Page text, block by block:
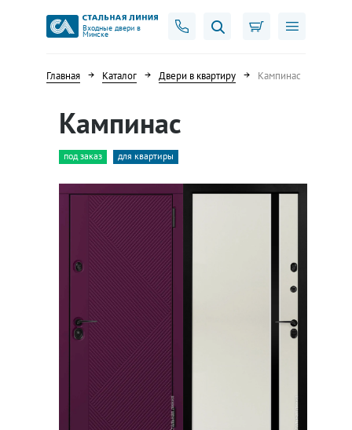
Входные двери в
Минске
Главная Каталог Двери в квартиру Кампинас
Кампинас
под заказ для квартиры